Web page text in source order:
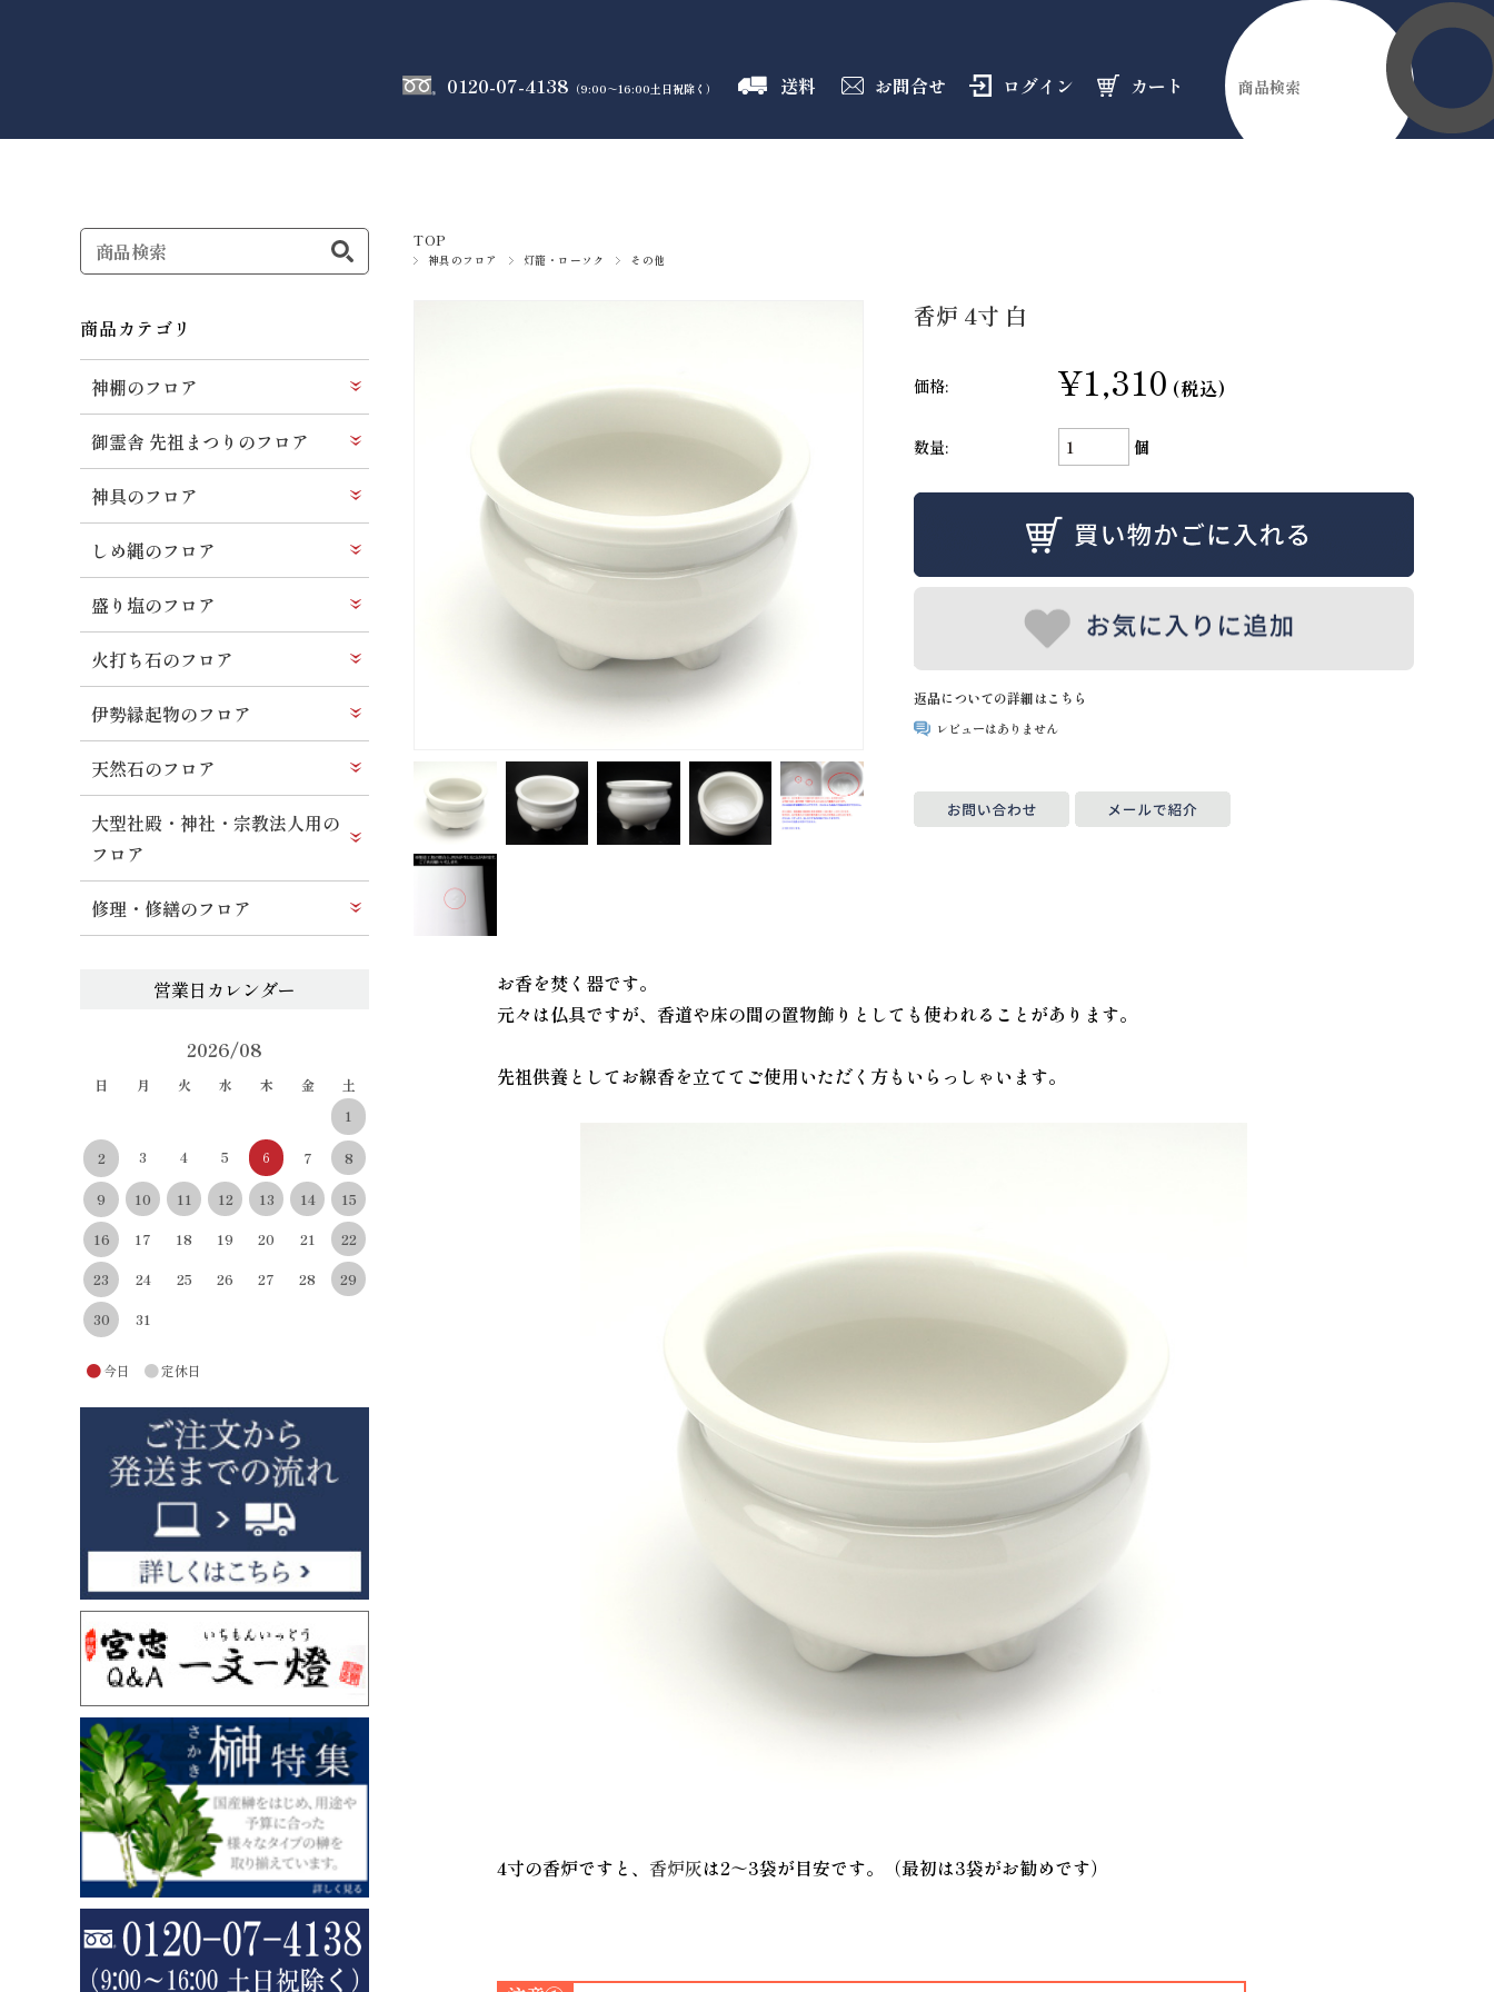
0120-07-4138 （9:00～16:00土日祝除く） 送料 お問合せ ログイン カート
TOP
神具のフロア 灯籠・ローソク その他
香炉 4寸 白
価格: ¥1,310 (税込)
数量: 個
返品についての詳細はこちら
レビューはありません
お香を焚く器です。
元々は仏具ですが、香道や床の間の置物飾りとしても使われることがあります。
先祖供養としてお線香を立ててご使用いただく方もいらっしゃいます。
4寸の香炉ですと、 香炉灰は2～3袋が目安です。（最初は3袋がお勧めです）
商品カテゴリ
神棚のフロア
御霊舎 先祖まつりのフロア
神具のフロア
しめ縄のフロア
盛り塩のフロア
火打ち石のフロア
伊勢縁起物のフロア
天然石のフロア
大型社殿・神社・宗教法人用の
フロア
修理・修繕のフロア
2026/08
日 月 火 水 木 金
土
1
2 3 4 5 6 7 8
9 10 11 12 13 14 15
16 17 18 19 20 21 22
23 24 25 26 27 28 29
30 31
●今日 ●定休日